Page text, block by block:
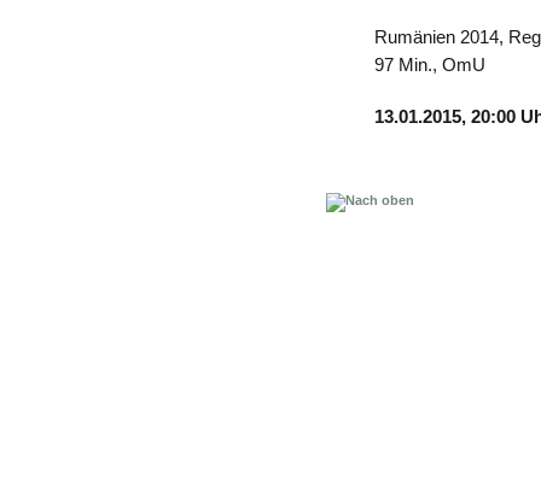
Rumänien 2014,
97 Min., OmU
13.01.2015, 20:00